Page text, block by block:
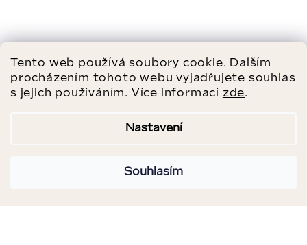
Tento web používá soubory cookie. Dalším
procházením tohoto webu vyjadřujete souhlas
s jejich používáním. Více informací zde.
Nastavení
Souhlasím